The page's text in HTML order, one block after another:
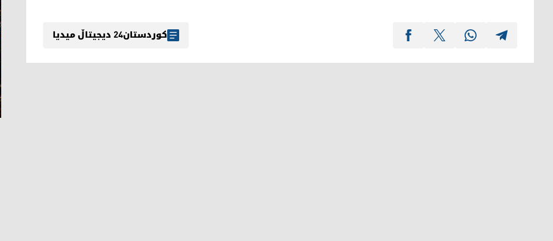
کوردستان24 دیجیتاڵ میدیا